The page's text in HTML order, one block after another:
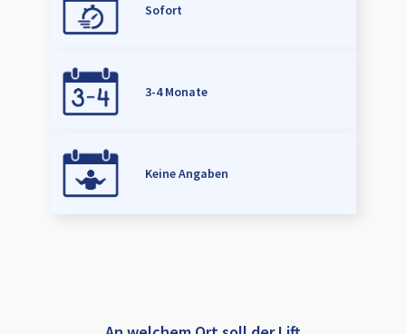
Sofort
3-4 Monate
Keine Angaben